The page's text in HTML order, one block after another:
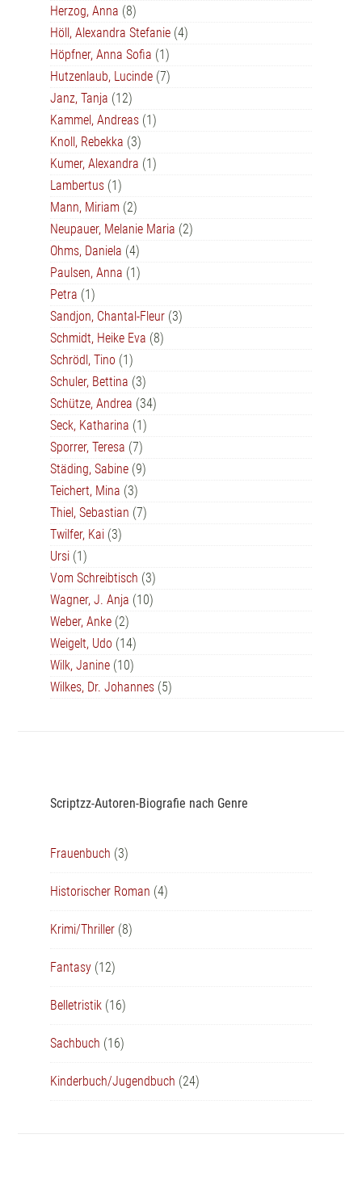
Herzog, Anna (8)
Höll, Alexandra Stefanie (4)
Höpfner, Anna Sofia (1)
Hutzenlaub, Lucinde (7)
Janz, Tanja (12)
Kammel, Andreas (1)
Knoll, Rebekka (3)
Kumer, Alexandra (1)
Lambertus (1)
Mann, Miriam (2)
Neupauer, Melanie Maria (2)
Ohms, Daniela (4)
Paulsen, Anna (1)
Petra (1)
Sandjon, Chantal-Fleur (3)
Schmidt, Heike Eva (8)
Schrödl, Tino (1)
Schuler, Bettina (3)
Schütze, Andrea (34)
Seck, Katharina (1)
Sporrer, Teresa (7)
Städing, Sabine (9)
Teichert, Mina (3)
Thiel, Sebastian (7)
Twilfer, Kai (3)
Ursi (1)
Vom Schreibtisch (3)
Wagner, J. Anja (10)
Weber, Anke (2)
Weigelt, Udo (14)
Wilk, Janine (10)
Wilkes, Dr. Johannes (5)
Scriptzz-Autoren-Biografie nach Genre
Frauenbuch (3)
Historischer Roman (4)
Krimi/Thriller (8)
Fantasy (12)
Belletristik (16)
Sachbuch (16)
Kinderbuch/Jugendbuch (24)